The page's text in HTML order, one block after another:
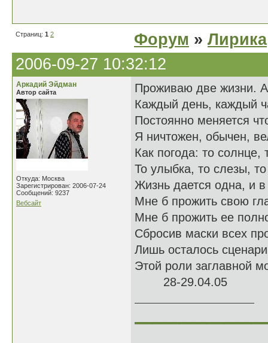
Страниц: 1 2 Форум » Лирика
2006-09-27 10:32:12
Аркадий Эйдман
Автор сайта
Откуда: Москва
Зарегистрирован: 2006-07-24
Сообщений: 9237
Вебсайт
Проживаю две жизни.
Каждый день, каждый
Постоянно меняется
Я ничтожен, обычен,
Как погода: то солнце,
То улыбка, то слезы,
Жизнь дается одна, и
Мне б прожить свою
Мне б прожить ее
Сбросив маски всех
Лишь осталось
Этой роли заглавной
28-29.04.05